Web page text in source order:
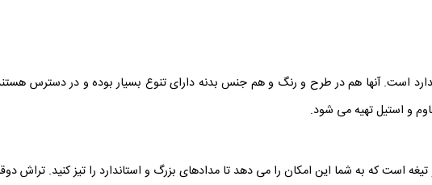
است. آنها هم در طرح و رنگ و هم جنس بدنه دارای تنوع بسیار بوده و در دسترس
و استیل تهیه می شود.
است که به شما این امکان را می دهد تا مدادهای بزرگ و استاندارد را تیز کنید. تراش